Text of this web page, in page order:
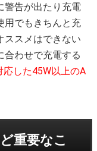
警告が出たり充電
用でもきちんと充
ススメはできない
合わせで充電する
応した45W以上のA
重要なこ